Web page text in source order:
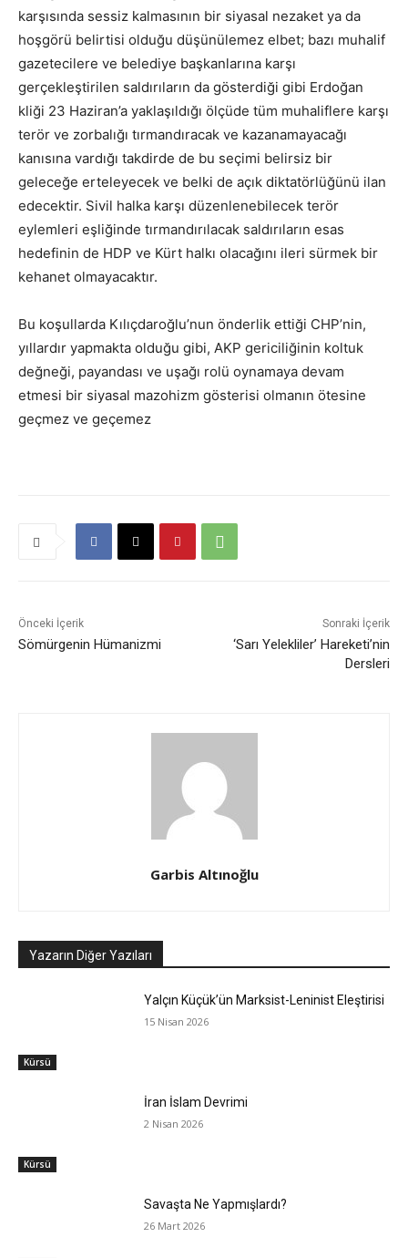
karşısında sessiz kalmasının bir siyasal nezaket ya da
hoşgörü belirtisi olduğu düşünülemez elbet; bazı muhalif
gazetecilere ve belediye başkanlarına karşı
gerçekleştirilen saldırıların da gösterdiği gibi Erdoğan
kliği 23 Haziran’a yaklaşıldığı ölçüde tüm muhaliflere karşı
terör ve zorbalığı tırmandıracak ve kazanamayacağı
kanısına vardığı takdirde de bu seçimi belirsiz bir
geleceğe erteleyecek ve belki de açık diktatörlüğünü ilan
edecektir. Sivil halka karşı düzenlenebilecek terör
eylemleri eşliğinde tırmandırılacak saldırıların esas
hedefinin de HDP ve Kürt halkı olacağını ileri sürmek bir
kehanet olmayacaktır.
Bu koşullarda Kılıçdaroğlu’nun önderlik ettiği CHP’nin,
yıllardır yapmakta olduğu gibi, AKP gericiliğinin koltuk
değneği, payandası ve uşağı rolü oynamaya devam
etmesi bir siyasal mazohizm gösterisi olmanın ötesine
geçmez ve geçemez
Önceki İçerik
Sömürgenin Hümanizmi
Sonraki İçerik
‘Sarı Yelekliler’ Hareketi’nin
Dersleri
Garbis Altınoğlu
Yazarın Diğer Yazıları
Kürsü
Yalçın Küçük’ün Marksist-Leninist Eleştirisi
15 Nisan 2026
Kürsü
İran İslam Devrimi
2 Nisan 2026
Savaşta Ne Yapmışlardı?
26 Mart 2026